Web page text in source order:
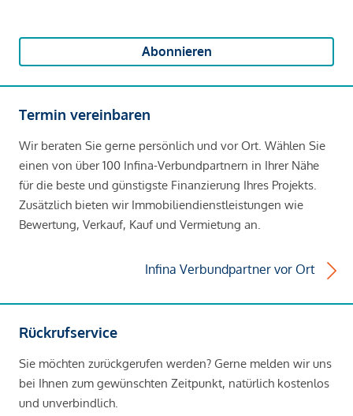
Abonnieren
Termin vereinbaren
Wir beraten Sie gerne persönlich und vor Ort. Wählen Sie
einen von über 100 Infina-Verbundpartnern in Ihrer Nähe
für die beste und günstigste Finanzierung Ihres Projekts.
Zusätzlich bieten wir Immobiliendienstleistungen wie
Bewertung, Verkauf, Kauf und Vermietung an.
Infina Verbundpartner vor Ort
Rückrufservice
Sie möchten zurückgerufen werden? Gerne melden wir uns
bei Ihnen zum gewünschten Zeitpunkt, natürlich kostenlos
und unverbindlich.